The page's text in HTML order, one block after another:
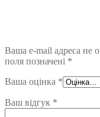
Ваша e-mail адреса не
поля позначені *
Ваша оцінка *
Ваш відгук *